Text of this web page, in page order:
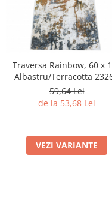
Traversa Rainbow, 60 x
Albastru/Terracotta
59,64 Lei
de la 53,68 Lei
VEZI VARIANTE